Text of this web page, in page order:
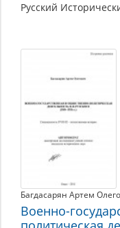
Русский
Багдасарян Артем
Военно-